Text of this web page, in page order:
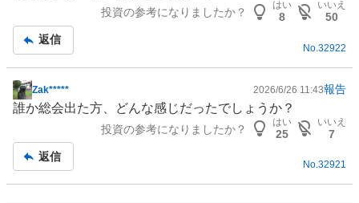
事
投資の参考になりましたか？
はい
8
いいえ
50
返信
No. 32922
掲
示
事
Zak***** 2026/6/26 11:43報告
誰か総会出た方、どんな感じだったでしょうか？
投資の参考になりましたか？
はい
25
いいえ
7
返信
No.32921